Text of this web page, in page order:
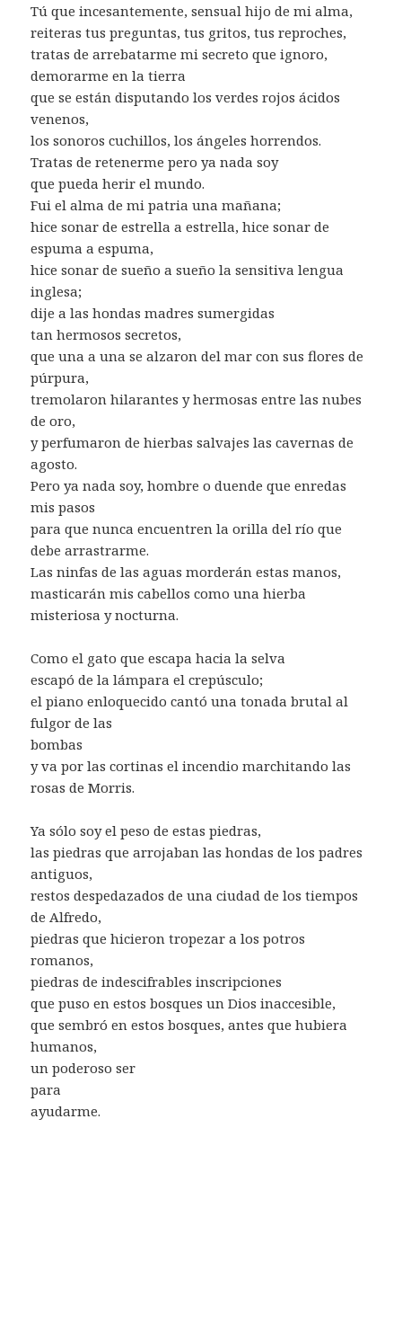
Tú que incesantemente, sensual hijo de mi alma,
reiteras tus preguntas, tus gritos, tus reproches,
tratas de arrebatarme mi secreto que ignoro,
demorarme en la tierra
que se están disputando los verdes rojos ácidos
venenos,
los sonoros cuchillos, los ángeles horrendos.
Tratas de retenerme pero ya nada soy
que pueda herir el mundo.
Fui el alma de mi patria una mañana;
hice sonar de estrella a estrella, hice sonar de
espuma a espuma,
hice sonar de sueño a sueño la sensitiva lengua
inglesa;
dije a las hondas madres sumergidas
tan hermosos secretos,
que una a una se alzaron del mar con sus flores de
púrpura,
tremolaron hilarantes y hermosas entre las nubes
de oro,
y perfumaron de hierbas salvajes las cavernas de
agosto.
Pero ya nada soy, hombre o duende que enredas
mis pasos
para que nunca encuentren la orilla del río que
debe arrastrarme.
Las ninfas de las aguas morderán estas manos,
masticarán mis cabellos como una hierba
misteriosa y nocturna.
Como el gato que escapa hacia la selva
escapó de la lámpara el crepúsculo;
el piano enloquecido cantó una tonada brutal al
fulgor de las
bombas
y va por las cortinas el incendio marchitando las
rosas de Morris.
Ya sólo soy el peso de estas piedras,
las piedras que arrojaban las hondas de los padres
antiguos,
restos despedazados de una ciudad de los tiempos
de Alfredo,
piedras que hicieron tropezar a los potros
romanos,
piedras de indescifrables inscripciones
que puso en estos bosques un Dios inaccesible,
que sembró en estos bosques, antes que hubiera
humanos,
un poderoso ser
para
ayudarme.